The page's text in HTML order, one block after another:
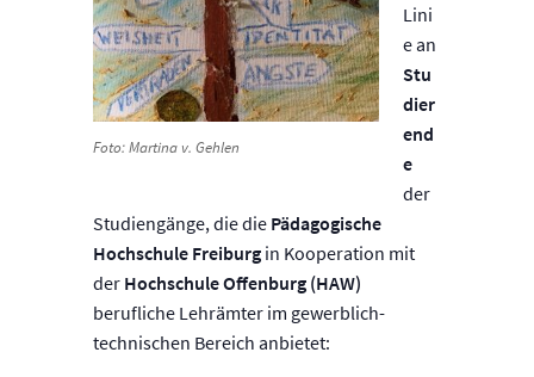
Foto: Martina v. Gehlen
Lini
e an
Stu
dier
end
e
der
Studiengänge, die die Pädagogische
Hochschule Freiburg in Kooperation mit
der Hochschule Offenburg (HAW)
berufliche Lehrämter im gewerblich-
technischen Bereich anbietet: